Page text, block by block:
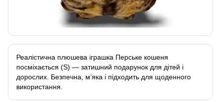
Реалістична плюшева іграшка Перське кошеня
посміхається (S) — затишний подарунок для дітей і
дорослих. Безпечна, м’яка і підходить для щоденного
використання.